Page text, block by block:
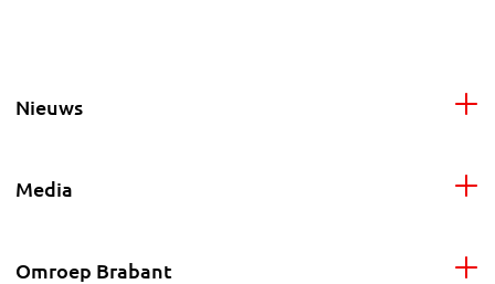
Nieuws
Media
Omroep Brabant